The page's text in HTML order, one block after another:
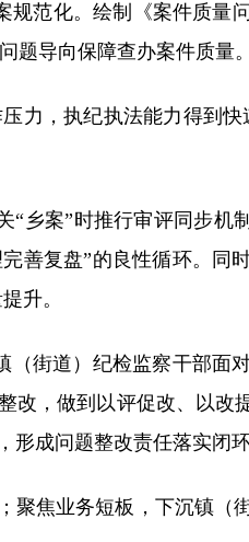
范化。绘制《案件质量
题导向保障查办案件质量。
，执纪执法能力得到快
案”时推行审评同步机
善复盘”的良性循环。同
升。
街道）纪检监察干部面
改，做到以评促改、以改
形成问题整改责任落实闭环
焦业务短板，下沉镇（